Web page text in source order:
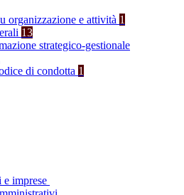
organizzazione e attività 1
13
strategico-gestionale
di condotta 1
imprese